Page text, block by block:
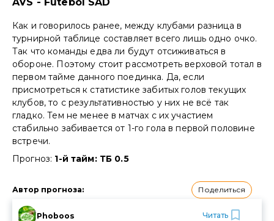
AVS - Futebol SAD
Как и говорилось ранее, между клубами разница в
турнирной таблице составляет всего лишь одно очко.
Так что команды едва ли будут отсиживаться в
обороне. Поэтому стоит рассмотреть верховой тотал в
первом тайме данного поединка. Да, если
присмотреться к статистике забитых голов текущих
клубов, то с результативностью у них не всё так
гладко. Тем не менее в матчах с их участием
стабильно забивается от 1-го гола в первой половине
встречи.
Прогноз: 1-й тайм: ТБ 0.5
Автор прогноза: Поделиться
Phoboos
Читать